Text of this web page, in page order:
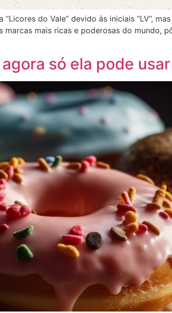
do Vale” devido às iniciais “LV”,
mais ricas e poderosas do mundo,
só ela pode